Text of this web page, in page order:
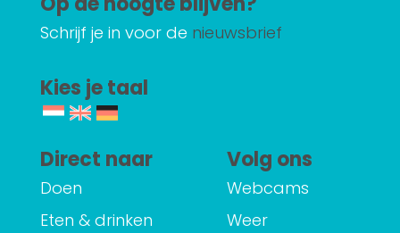
Schrijf je in voor de nieuwsbrief
Kies je taal
Direct naar
Doen
Eten & drinken
Volg ons
Webcams
Weer